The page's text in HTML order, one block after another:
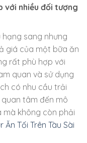
với nhiều đối tượng
sang nhưng
giá của một bữa ăn
rất phù hợp với
quan và sử dụng
có nhu cầu trải
tâm đến mô
mà không còn phải
Ăn Tối Trên Tàu Sài